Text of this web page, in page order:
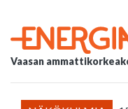
Vaasan